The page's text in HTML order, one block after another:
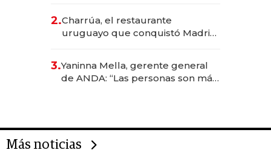
millones
2.Charrúa, el restaurante
uruguayo que conquistó Madrid:
anticipación y prepara apertura
3.Yaninna Mella, gerente general
de ANDA: “Las personas son más
Más noticias